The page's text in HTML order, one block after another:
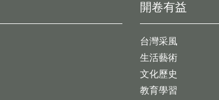
開卷有益
台灣采風
生活藝術
文化歷史
教育學習